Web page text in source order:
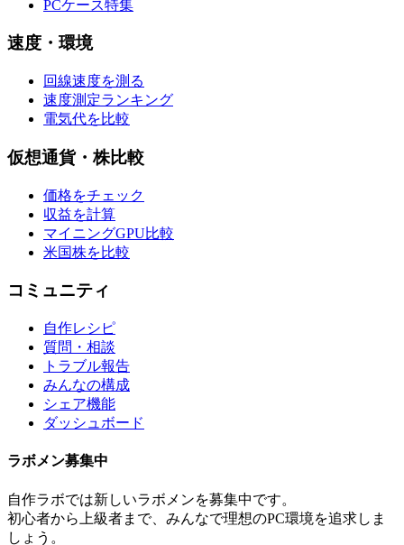
PCケース特集
速度・環境
回線速度を測る
速度測定ランキング
電気代を比較
仮想通貨・株比較
価格をチェック
収益を計算
マイニングGPU比較
米国株を比較
コミュニティ
自作レシピ
質問・相談
トラブル報告
みんなの構成
シェア機能
ダッシュボード
ラボメン募集中
自作ラボでは新しいラボメンを募集中です。
初心者から上級者まで、みんなで理想のPC環境を追求しま
しょう。